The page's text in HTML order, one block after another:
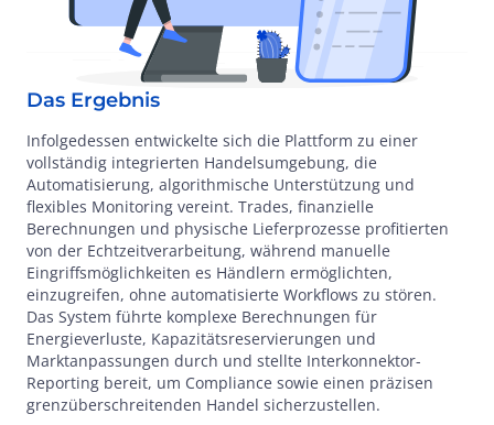
Das Ergebnis
Infolgedessen entwickelte sich die Plattform zu einer
vollständig integrierten Handelsumgebung, die
Automatisierung, algorithmische Unterstützung und
flexibles Monitoring vereint. Trades, finanzielle
Berechnungen und physische Lieferprozesse profitierten
von der Echtzeitverarbeitung, während manuelle
Eingriffsmöglichkeiten es Händlern ermöglichten,
einzugreifen, ohne automatisierte Workflows zu stören.
Das System führte komplexe Berechnungen für
Energieverluste, Kapazitätsreservierungen und
Marktanpassungen durch und stellte Interkonnektor-
Reporting bereit, um Compliance sowie einen präzisen
grenzüberschreitenden Handel sicherzustellen.